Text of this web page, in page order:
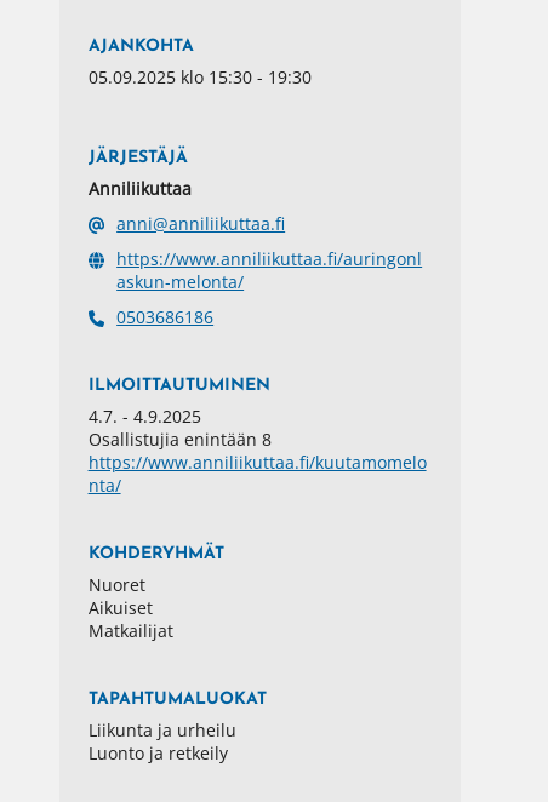
AJANKOHTA
05.09.2025 klo 15:30 - 19:30
JÄRJESTÄJÄ
Anniliikuttaa
anni@anniliikuttaa.fi
https://www.anniliikuttaa.fi/auringonl
askun-melonta/
0503686186
ILMOITTAUTUMINEN
4.7. - 4.9.2025
Osallistujia enintään 8
https://www.anniliikuttaa.fi/kuutamomelo
nta/
KOHDERYHMÄT
Nuoret
Aikuiset
Matkailijat
TAPAHTUMALUOKAT
Liikunta ja urheilu
Luonto ja retkeily